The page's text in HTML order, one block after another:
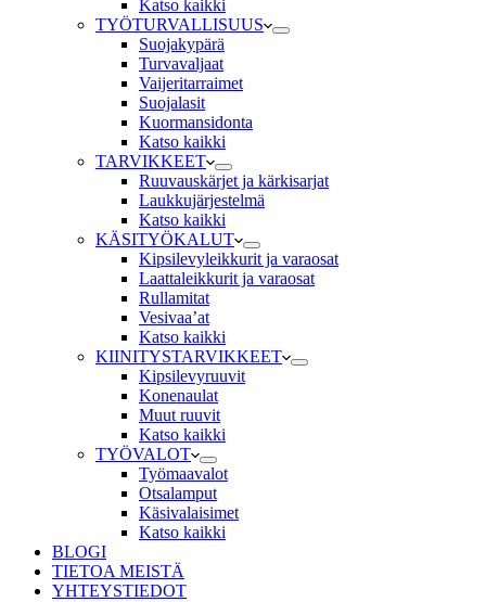
Katso kaikki
TYÖTURVALLISUUS
Suojakypärä
Turvavaljaat
Vaijeritarraimet
Suojalasit
Kuormansidonta
Katso kaikki
TARVIKKEET
Ruuvauskärjet ja kärkisarjat
Laukkujärjestelmä
Katso kaikki
KÄSITYÖKALUT
Kipsilevyleikkurit ja varaosat
Laattaleikkurit ja varaosat
Rullamitat
Vesivaa’at
Katso kaikki
KIINITYSTARVIKKEET
Kipsilevyruuvit
Konenaulat
Muut ruuvit
Katso kaikki
TYÖVALOT
Työmaavalot
Otsalamput
Käsivalaisimet
Katso kaikki
BLOGI
TIETOA MEISTÄ
YHTEYSTIEDOT